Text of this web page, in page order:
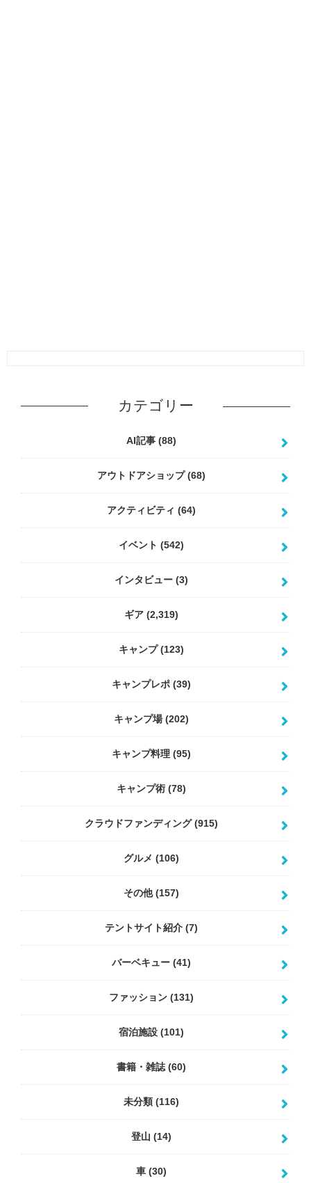
カテゴリー
AI記事 (88)
アウトドアショップ(68)
アクティビティ (64)
イベント (542)
インタビュー (3)
ギア (2,319)
キャンプ(123)
キャンプレポ (39)
キャンプ場(202)
キャンプ料理 (95)
キャンプ術 (78)
クラウドファンディング(915)
グルメ (106)
その他(157)
テントサイト紹介 (7)
バーベキュー (41)
ファッション (131)
宿泊施設 (101)
書籍・雑誌(60)
未分類 (116)
登山 (14)
車 (30)